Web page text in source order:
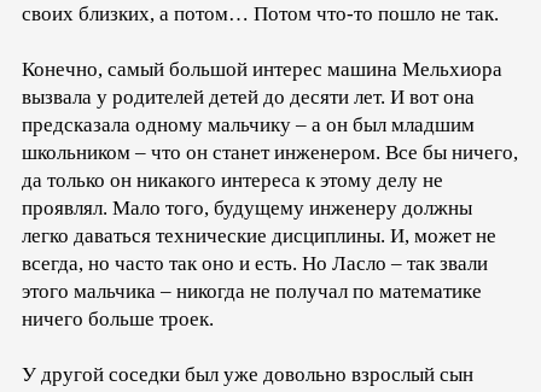
своих близких, а потом… Потом что-то пошло не так.
Конечно, самый большой интерес машина Мельхиора
вызвала у родителей детей до десяти лет. И вот она
предсказала одному мальчику – а он был младшим
школьником – что он станет инженером. Все бы ничего,
да только он никакого интереса к этому делу не
проявлял. Мало того, будущему инженеру должны
легко даваться технические дисциплины. И, может не
всегда, но часто так оно и есть. Но Ласло – так звали
этого мальчика – никогда не получал по математике
ничего больше троек.
У другой соседки был уже довольно взрослый сын